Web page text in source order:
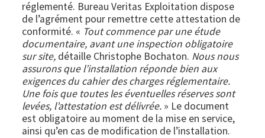
réglementé. Bureau Veritas Exploitation dispose
de l’agrément pour remettre cette attestation de
conformité. « Tout commence par une étude
documentaire, avant une inspection obligatoire
sur site, détaille Christophe Bochaton. Nous nous
assurons que l’installation réponde bien aux
exigences du cahier des charges réglementaire.
Une fois que toutes les éventuelles réserves sont
levées, l’attestation est délivrée. » Le document
est obligatoire au moment de la mise en service,
ainsi qu’en cas de modification de l’installation.